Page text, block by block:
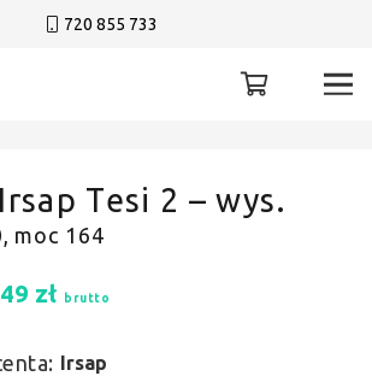
720 855 733
Tesi 2 – wys.
moc 164
zł brutto
Irsap